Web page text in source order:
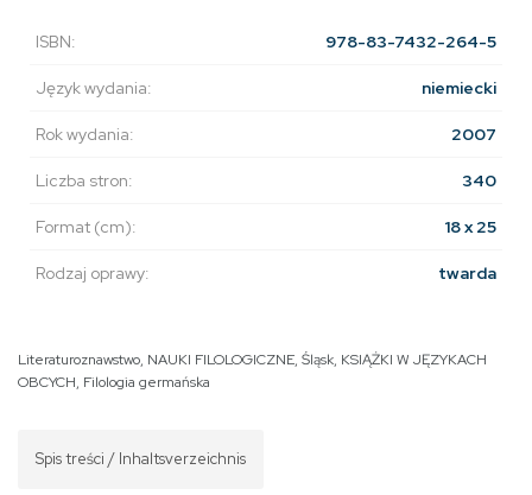
ISBN: 978-83-7432-264-5
Język wydania: niemiecki
Rok wydania: 2007
Liczba stron: 340
Format (cm): 18 x 25
Rodzaj oprawy: twarda
Literaturoznawstwo, NAUKI FILOLOGICZNE, Śląsk, KSIĄŻKI W JĘZYKACH
OBCYCH, Filologia germańska
Spis treści / Inhaltsverzeichnis